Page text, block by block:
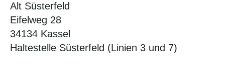
Alt Süsterfeld
Eifelweg 28
34134 Kassel
Haltestelle Süsterfeld (Linien 3 und 7)